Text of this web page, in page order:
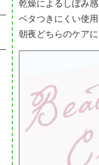
乾燥によるしぼみ
ベタつきにくい使
朝夜どちらのケア